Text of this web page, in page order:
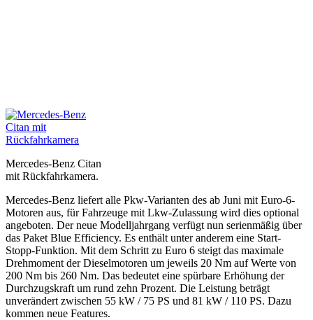
Mercedes-Benz Citan
mit Rückfahrkamera.
Mercedes-Benz liefert alle Pkw-Varianten des ab Juni mit Euro-6-
Motoren aus, für Fahrzeuge mit Lkw-Zulassung wird dies optional
angeboten. Der neue Modelljahrgang verfügt nun serienmäßig über
das Paket Blue Efficiency. Es enthält unter anderem eine Start-
Stopp-Funktion. Mit dem Schritt zu Euro 6 steigt das maximale
Drehmoment der Dieselmotoren um jeweils 20 Nm auf Werte von
200 Nm bis 260 Nm. Das bedeutet eine spürbare Erhöhung der
Durchzugskraft um rund zehn Prozent. Die Leistung beträgt
unverändert zwischen 55 kW / 75 PS und 81 kW / 110 PS. Dazu
kommen neue Features.